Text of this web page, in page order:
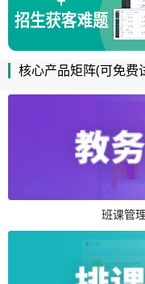
核心产品矩阵(可免费
班课管